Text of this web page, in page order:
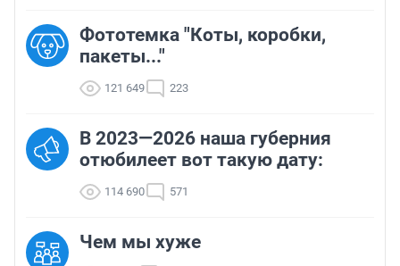
Фототемка "Коты, коробки,
пакеты..."
121 649 223
В 2023—2026 наша губерния
отюбилеет вот такую дату:
114 690 571
Чем мы хуже